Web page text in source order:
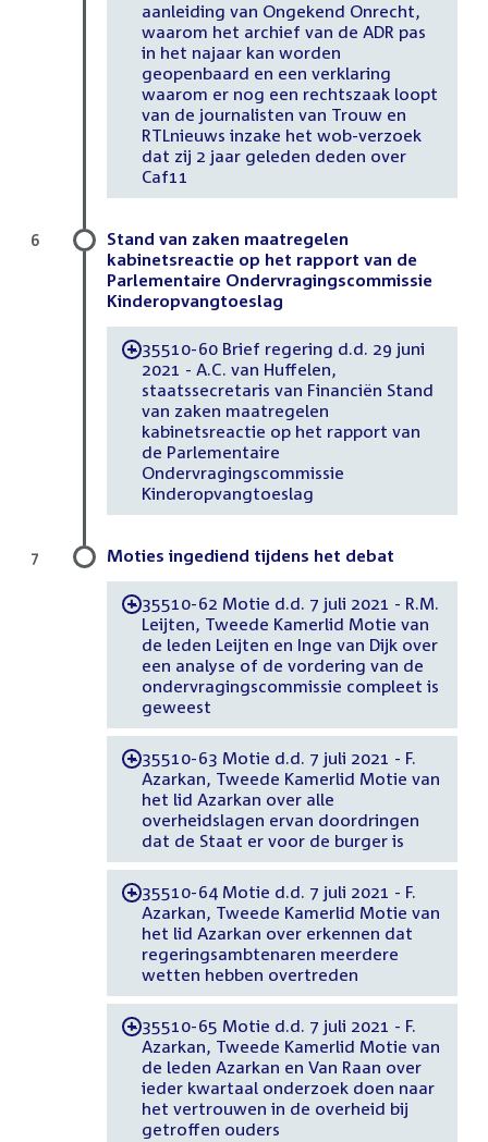
aanleiding van Ongekend Onrecht,
waarom het archief van de ADR pas
in het najaar kan worden
geopenbaard en een verklaring
waarom er nog een rechtszaak loopt
van de journalisten van Trouw en
RTLnieuws inzake het wob-verzoek
dat zij 2 jaar geleden deden over
Caf11
Stand van zaken maatregelen
kabinetsreactie op het rapport van de
Parlementaire Ondervragingscommissie
Kinderopvangtoeslag
-35510-60 Brief regering d.d. 29 juni
2021 - A.C. van Huffelen,
staatssecretaris van Financiën Stand
van zaken maatregelen
kabinetsreactie op het rapport van
de Parlementaire
Ondervragingscommissie
Kinderopvangtoeslag
6
Moties ingediend tijdens het debat
-35510-62 Motie d.d. 7 juli 2021 - R.M.
Leijten, Tweede Kamerlid Motie van
de leden Leijten en Inge van Dijk over
een analyse of de vordering van de
ondervragingscommissie compleet is
geweest
-35510-63 Motie d.d. 7 juli 2021 - F.
Azarkan, Tweede Kamerlid Motie van
het lid Azarkan over alle
overheidslagen ervan doordringen
dat de Staat er voor de burger is
-35510-64 Motie d.d. 7 juli 2021 - F.
Azarkan, Tweede Kamerlid Motie van
het lid Azarkan over erkennen dat
regeringsambtenaren meerdere
wetten hebben overtreden
-35510-65 Motie d.d. 7 juli 2021 - F.
Azarkan, Tweede Kamerlid Motie van
de leden Azarkan en Van Raan over
ieder kwartaal onderzoek doen naar
het vertrouwen in de overheid bij
getroffen ouders
7